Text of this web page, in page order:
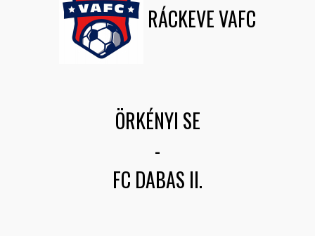
RÁCKEVE VAFC
ÖRKÉNYI SE
-
FC DABAS II.